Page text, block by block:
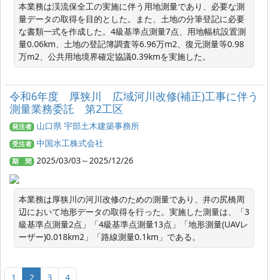
本業務は渓流保全工の実施に伴う用地測量であり、必要な測
量データの取得を目的とした。また、土地の分筆登記に必要
な書類一式を作成した。4級基準点測量7点、用地幅杭設置測
量0.06km、土地の登記簿調査等6.96万m2、復元測量等0.98
万m2、公共用地境界確定協議0.39kmを実施した。
令和6年度 厚狭川 広域河川改修(補正)工事に伴う
測量業務委託 第2工区
発注者 山口県 宇部土木建築事務所
受注者 中国水工株式会社
期 間 2025/03/03～2025/12/26
本業務は厚狭川の河川改修のための測量であり、井の尻橋周
辺において地形データの取得を行った。実施した測量は、「3
級基準点測量2点」「4級基準点測量13点」「地形測量(UAVレ
ーザー)0.018km2」「路線測量0.1km」である。
1 2 3 4